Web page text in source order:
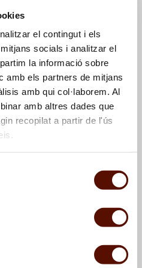
el contingut i els
socials i analitzar el
la informació sobre
amb els partners de mitjans
amb qui col·laborem. Al
amb altres dades que
recopilat a partir de l'ús
Palma de Mallorca.
Bellver castle